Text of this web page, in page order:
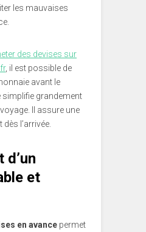
les mauvaises
des devises sur
, il est possible de
avant le
simplifie grandement
Il assure une
dès l’arrivée.
et
en avance permet